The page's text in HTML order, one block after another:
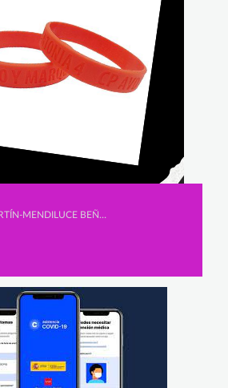
Secundaria, JUAN MARTÍN-MENDILUCE BEÑARÁN, LUIS RODRÍGUEZ DOPICO y ALEJANDRO PATÓN ALBARRACÍN